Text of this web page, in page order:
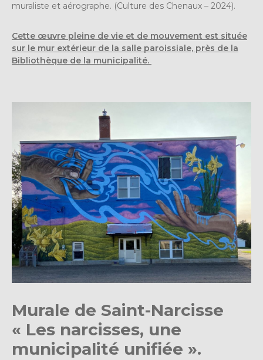
muraliste et aérographe. (Culture des Chenaux – 2024).
Cette œuvre pleine de vie et de mouvement est située
sur le mur extérieur de la salle paroissiale, près de la
Bibliothèque de la municipalité.
Murale de Saint-Narcisse
« Les narcisses, une
municipalité unifiée ».